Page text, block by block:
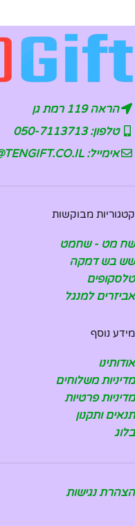
הראה 119 רמת גן
טלפון: 050-7113713
אימייל: SHOP@TENGIFT.CO.IL
קטגוריות מבוקשות
שח מט - שחמט
שש בש דמקה
טלסקופים
אביזרים למנגל
מידע נוסף
אודותינו
מדיניות משלוחים
מדיניות פרטיות
תנאים ותקנון
בלוג
הצהרת נגישות